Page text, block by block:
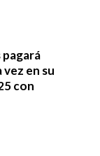
en su
con